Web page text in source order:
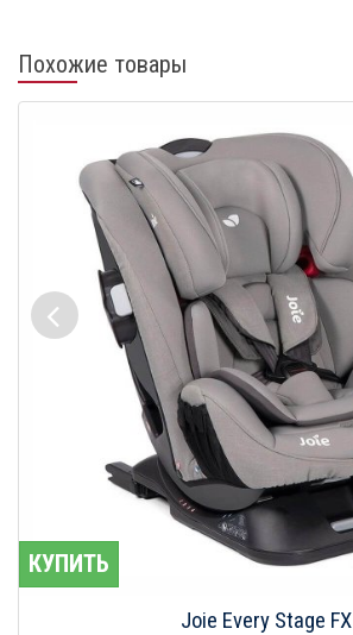
Похожие товары
КУПИТЬ
Joie Every Stage FX